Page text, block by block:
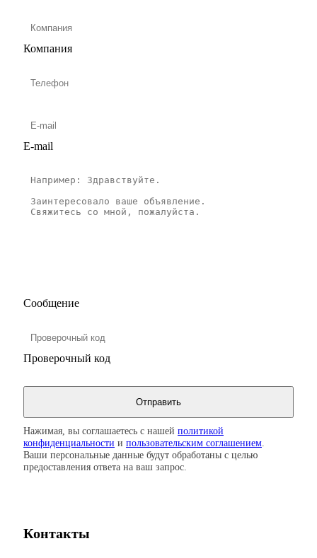
Компания
E-mail
Сообщение
Проверочный код
Нажимая, вы соглашаетесь с нашей политикой
конфиденциальности и пользовательским соглашением
Ваши персональные данные будут обработаны с целью
предоставления ответа на ваш запрос.
Контакты